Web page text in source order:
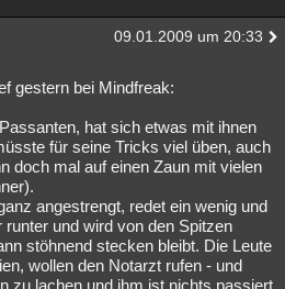
09.01.2009 um 20:33
gestern bei Mindfreak:
hat sich etwas mit ihnen
für seine Tricks viel üben, auch
doch mal auf einen Zaun mit vielen
angestrengt, redet ein wenig und
und wird von den Spitzen
stöhnend stecken bleibt. Die Leute
wollen den Notarzt rufen - und
zu lachen und ihm ist nichts passiert